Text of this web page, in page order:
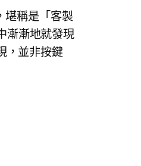
堪稱是「客製
漸漸地就發現
，並非按鍵